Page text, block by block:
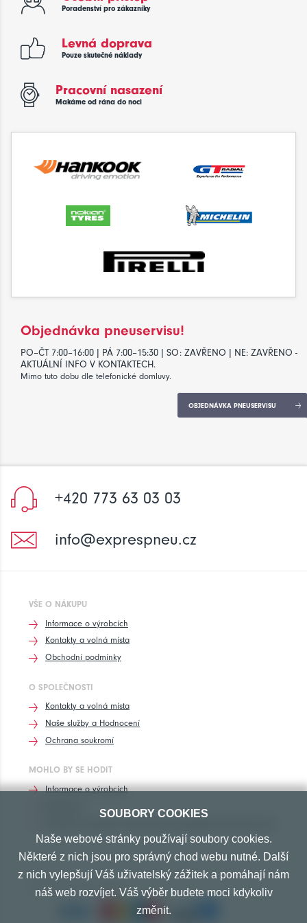
Poradenství pro zákazníky
Levná doprava
Pouze skutečné náklady
Pracovní nasazení
Makáme od rána do noci
Objednávka pneuservisu!
PO–ČT 7:00–16:00 | PÁ 7:00–15:30 | SO: ZAVŘENO | NE: ZAVŘENO -
AKTUÁLNÍ INFO V KONTAKTECH.
Mimo tuto dobu dle telefonické domluvy.
OBJEDNÁVKA PNEUSERVISU
+420 773 63 03 03
info@exprespneu.cz
VŠE O NÁKUPU
Informace o výrobcích
Kontakty a volná místa
Obchodní podmínky
O SPOLEČNOSTI
Kontakty a volná místa
Naše služby a Hodnocení
Ochrana soukromí
MOHLO BY SE HODIT
Informace o výrobcích
PŘIJÍMÁME TYTO PLATBY
SOUBORY COOKIES
Naše webové stránky používají soubory cookies.
Některé z nich jsou pro správný chod webu nutné. Další
z nich vylepšují Váš uživatelský zážitek a pomáhají nám
náš web rozvíjet. Váš výběr budete moci kdykoliv
změnit.